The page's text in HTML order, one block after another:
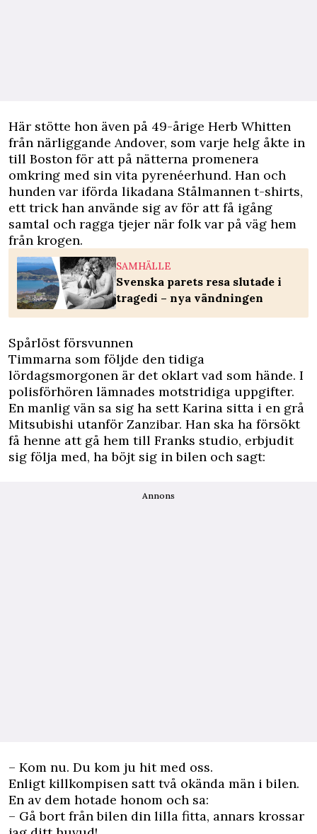
Här stötte hon även på 49-årige Herb Whitten
från närliggande Andover, som varje helg åkte in
till Boston för att på nätterna promenera
omkring med sin vita pyrenéerhund. Han och
hunden var iförda likadana Stålmannen t-shirts,
ett trick han använde sig av för att få igång
samtal och ragga tjejer när folk var på väg hem
från krogen.
SAMHÄLLE
Svenska parets resa slutade i
tragedi – nya vändningen
Spårlöst försvunnen
Timmarna som följde den tidiga
lördagsmorgonen är det oklart vad som hände. I
polisförhören lämnades motstridiga uppgifter.
En manlig vän sa sig ha sett Karina sitta i en grå
Mitsubishi utanför Zanzibar. Han ska ha försökt
få henne att gå hem till Franks studio, erbjudit
sig följa med, ha böjt sig in bilen och sagt:
Annons
– Kom nu. Du kom ju hit med oss.
Enligt killkompisen satt två okända män i bilen.
En av dem hotade honom och sa:
– Gå bort från bilen din lilla fitta, annars krossar